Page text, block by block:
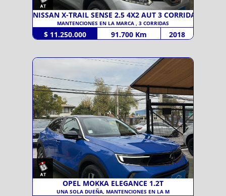
NISSAN X-TRAIL SENSE 2.5 4X2 AUT 3 CORRIDA
MANTENCIONES EN LA MARCA , 3 CORRIDAS
$ 11.250.000 91.700 Km 2018
OPEL MOKKA ELEGANCE 1.2T
UNA SOLA DUEÑA, MANTENCIONES EN LA M